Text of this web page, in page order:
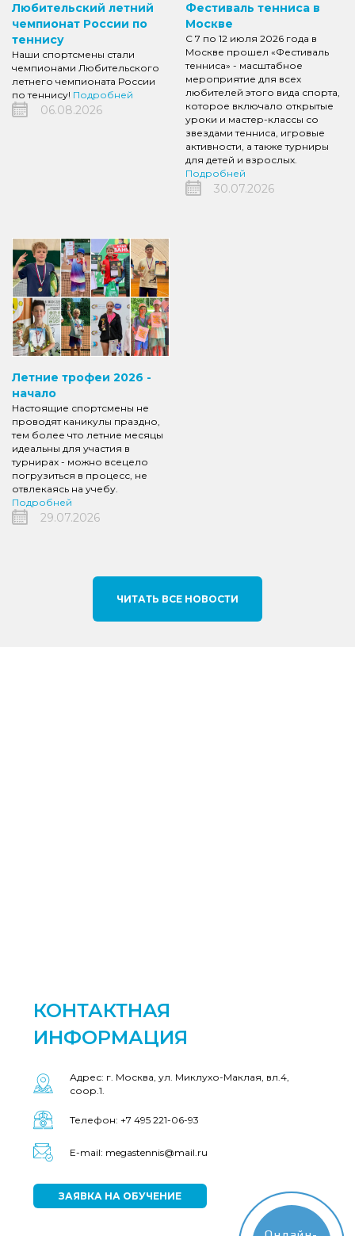
Любительский летний
чемпионат России по
теннису
Наши спортсмены стали
чемпионами Любительского
летнего чемпионата России
по теннису! Подробней
06.08.2026
Фестиваль тенниса в
Москве
С 7 по 12 июля 2026 года в
Москве прошел «Фестиваль
тенниса» - масштабное
мероприятие для всех
любителей этого вида спорта,
которое включало открытые
уроки и мастер-классы со
звездами тенниса, игровые
активности, а также турниры
для детей и взрослых.
Подробней
30.07.2026
Летние трофеи 2026 -
начало
Настоящие спортсмены не
проводят каникулы праздно,
тем более что летние месяцы
идеальны для участия в
турнирах - можно всецело
погрузиться в процесс, не
отвлекаясь на учебу.
Подробней
29.07.2026
ЧИТАТЬ ВСЕ НОВОСТИ
КОНТАКТНАЯ
ИНФОРМАЦИЯ
Адрес: г. Москва, ул. Миклухо-Маклая, вл.4,
соор.1.
Телефон: +7 495 221-06-93
E-mail: megastennis@mail.ru
ЗАЯВКА НА ОБУЧЕНИЕ